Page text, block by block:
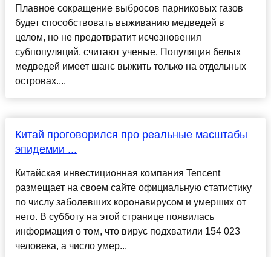
Плавное сокращение выбросов парниковых газов
будет способствовать выживанию медведей в
целом, но не предотвратит исчезновения
субпопуляций, считают ученые. Популяция белых
медведей имеет шанс выжить только на отдельных
островах....
Китай проговорился про реальные масштабы
эпидемии ...
Китайская инвестиционная компания Tencent
размещает на своем сайте официальную статистику
по числу заболевших коронавирусом и умерших от
него. В субботу на этой странице появилась
информация о том, что вирус подхватили 154 023
человека, а число умер...